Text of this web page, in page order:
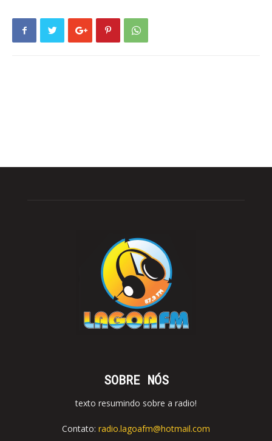
SOBRE NÓS
texto resumindo sobre a radio!
Contato: radio.lagoafm@hotmail.com